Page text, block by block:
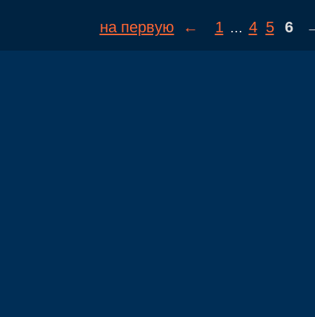
на первую ← 1 ... 4 5 6